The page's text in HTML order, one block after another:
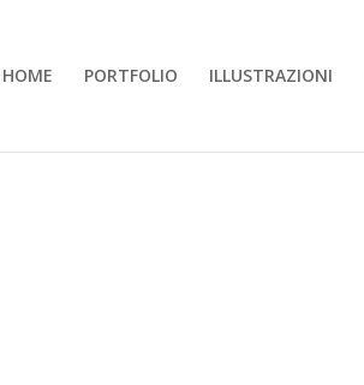
HOME PORTFOLIO ILLUSTRAZIONI